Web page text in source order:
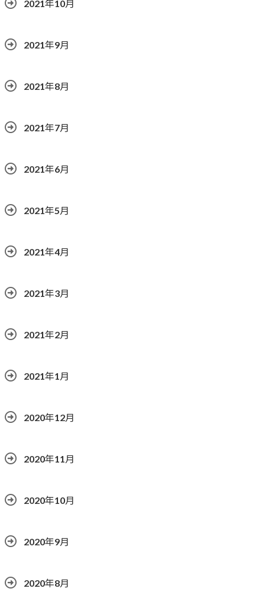
2021年10月
2021年9月
2021年8月
2021年7月
2021年6月
2021年5月
2021年4月
2021年3月
2021年2月
2021年1月
2020年12月
2020年11月
2020年10月
2020年9月
2020年8月